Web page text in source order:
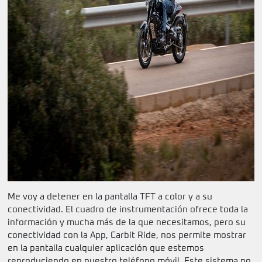
Me voy a detener en la pantalla TFT a color y a su
conectividad. El cuadro de instrumentación ofrece toda la
información y mucha más de la que necesitamos, pero su
conectividad con la App, Carbit Ride, nos permite mostrar
en la pantalla cualquier aplicación que estemos